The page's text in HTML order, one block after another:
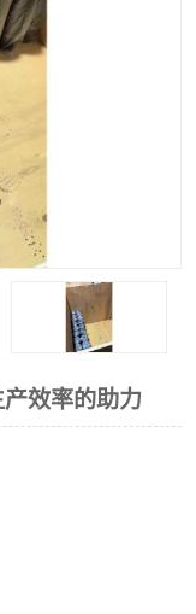
效率的助力